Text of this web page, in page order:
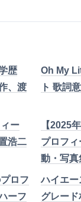
歴
、渡
Oh My
ト 歌詞
ー
浩二
【2025
プロフ
動・写真
ロフ
ーフ
ハイエー
グレー